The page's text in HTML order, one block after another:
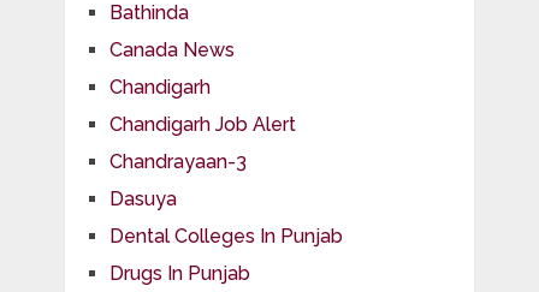
Bathinda
Canada News
Chandigarh
Chandigarh Job Alert
Chandrayaan-3
Dasuya
Dental Colleges In Punjab
Drugs In Punjab